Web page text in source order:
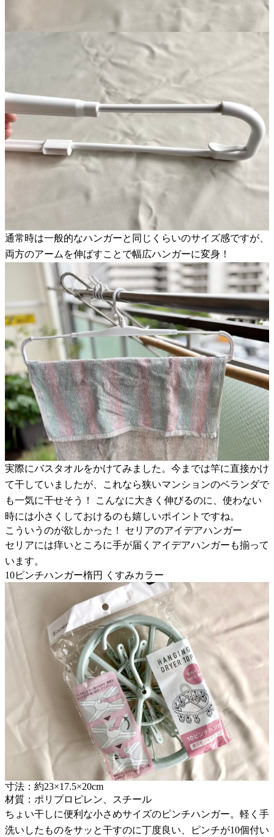
通常時は一般的なハンガーと同じくらいのサイズ感ですが、
両方のアームを伸ばすことで幅広ハンガーに変身！
実際にバスタオルをかけてみました。今までは竿に直接かけ
て干していましたが、これなら狭いマンションのベランダで
も一気に干せそう！ こんなに大きく伸びるのに、使わない
時には小さくしておけるのも嬉しいポイントですね。
こういうのが欲しかった！ セリアのアイデアハンガー
セリアには痒いところに手が届くアイデアハンガーも揃って
います。
10ピンチハンガー楕円 くすみカラー
寸法：約23×17.5×20cm
材質：ポリプロピレン、スチール
ちょい干しに便利な小さめサイズのピンチハンガー。軽く手
洗いしたものをサッと干すのに丁度良い、ピンチが10個付い